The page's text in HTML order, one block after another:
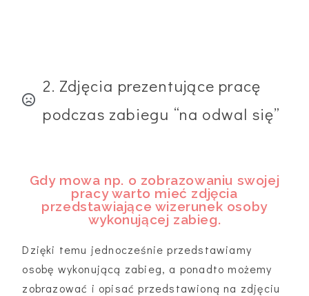
2. Zdjęcia prezentujące pracę
podczas zabiegu “na odwal się”
Gdy mowa np. o zobrazowaniu swojej
pracy warto mieć zdjęcia
przedstawiające wizerunek osoby
wykonującej zabieg.
Dzięki temu jednocześnie przedstawiamy
osobę wykonującą zabieg, a ponadto możemy
zobrazować i opisać przedstawioną na zdjęciu